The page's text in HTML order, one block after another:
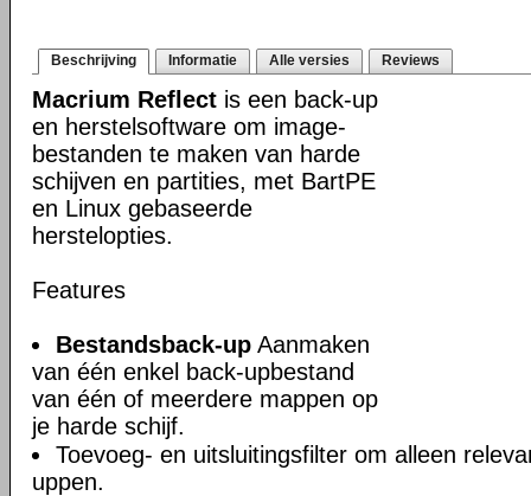
Beschrijving Informatie Alle versies Reviews
Macrium Reflect is een back-up
en herstelsoftware om image-
bestanden te maken van harde
schijven en partities, met BartPE
en Linux gebaseerde
herstelopties.
Features
Bestandsback-up Aanmaken
van één enkel back-upbestand
van één of meerdere mappen op
je harde schijf.
Toevoeg- en uitsluitingsfilter om alleen
uppen.